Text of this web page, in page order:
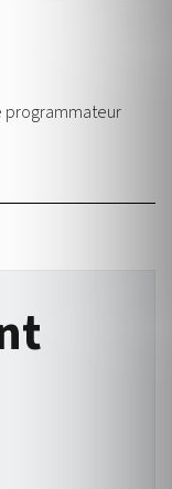
programmateur